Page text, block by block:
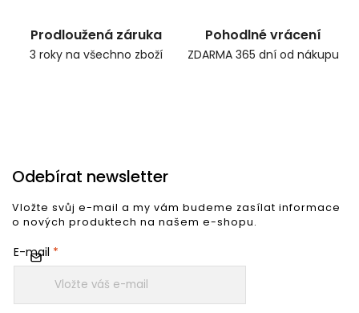
Prodloužená záruka
3 roky na všechno zboží
Pohodlné vrácení
ZDARMA 365 dní od nákupu
Odebírat newsletter
Vložte svůj e-mail a my vám budeme zasílat informace
o nových produktech na našem e-shopu.
E-mail